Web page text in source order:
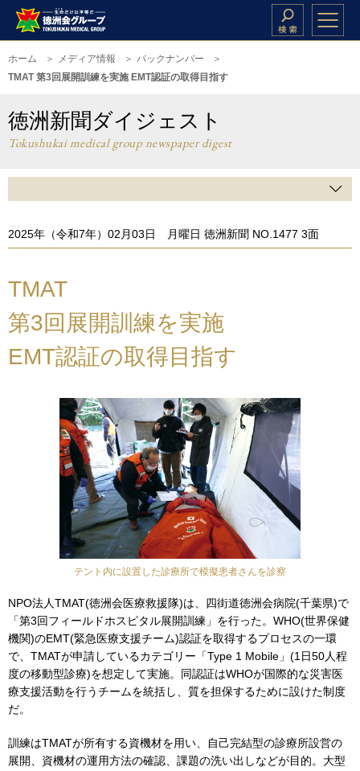
ホーム メディア情報
バックナンバー
TMAT 第3回展開訓練を実施 EMT認証の取得目指す
徳洲新聞ダイジェスト
Tokushukai medical group newspaper digest
2025年（令和7年）02月03日 月曜日 徳洲新聞 NO.1477 3面
TMAT
第3回展開訓練を実施
EMT認証の取得目指す
テント内に設置した診療所で模擬患者さんを診察
NPO法人TMAT(徳洲会医療救援隊)は、四街道徳洲会病院(千葉県)で
「第3回フィールドホスピタル展開訓練」を行った。WHO(世界保健
機関)のEMT(緊急医療支援チーム)認証を取得するプロセスの一環
で、TMATが申請しているカテゴリー「Type 1 Mobile」(1日50人程
度の移動型診療)を想定して実施。同認証はWHOが国際的な災害医
療支援活動を行うチームを統括し、質を担保するために設けた制度
だ。
訓練はTMATが所有する資機材を用い、自己完結型の診療所設営の
展開、資機材の運用方法の確認、課題の洗い出しなどが目的。大型